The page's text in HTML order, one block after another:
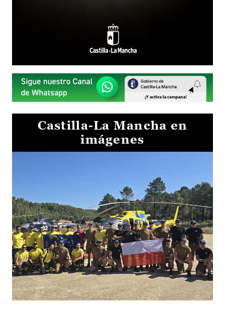
Castilla-La Mancha en
imágenes